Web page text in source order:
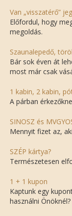
Van „visszatérő”
Előfordul, hogy
megoldás.
Szaunalepedő,
Bár sok éven át
most már csak
1 kabin, 2 kabin,
A párban
SINOSZ és
Mennyit fizet az,
SZÉP kártya?
Természetesen
1 + 1 kupon
Kaptunk egy
használni Önöknél?